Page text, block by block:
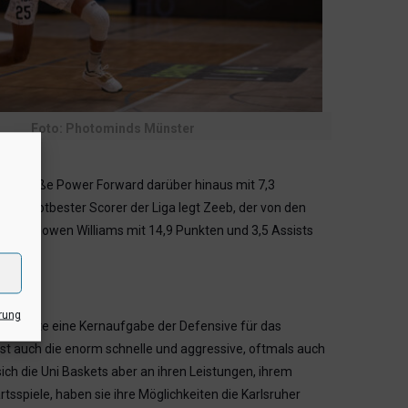
Foto: Photominds Münster
große Power Forward darüber hinaus mit 7,3
siebtbester Scorer der Liga legt Zeeb, der von den
O’Showen Williams mit 14,9 Punkten und 3,5 Assists
dürfte eine Kernaufgabe der Defensive für das
auch die enorm schnelle und aggressive, oftmals auch
die Uni Baskets aber an ihren Leistungen, ihrem
haben sie ihre Möglichkeiten die Karlsruher